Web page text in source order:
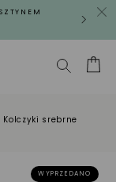
Kolczyki srebrne
WYPRZEDANO